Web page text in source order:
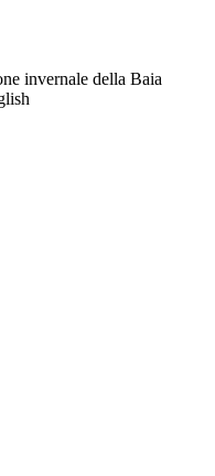
invernale della Baia